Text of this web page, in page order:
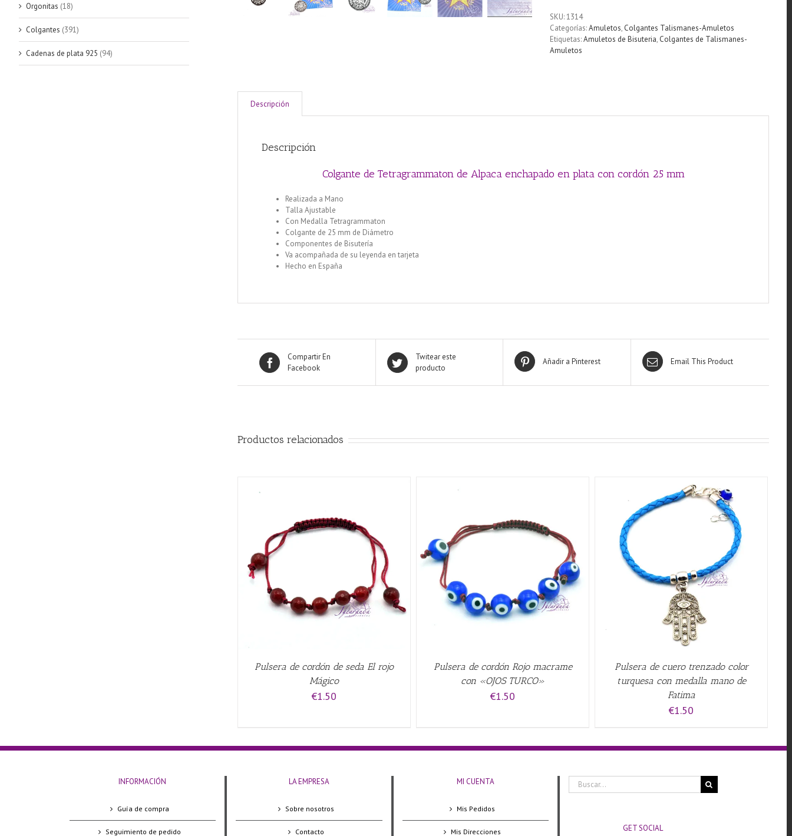
en
plata
SKU:1314
Categorías:Amuletos, Colgantes Talismanes-Amuletos
Etiquetas:Amuletos de Bisuteria, Colgantes de Talismanes-
Amuletos
Descripción
Descripción
Colgante de Tetragrammaton de Alpaca enchapado en plata con cordón 25 mm
Realizada a Mano
Talla Ajustable
Con Medalla Tetragrammaton
Colgante de 25 mm de Diámetro
Componentes de Bisutería
Va acompañada de su leyenda en tarjeta
Hecho en España
Compartir En
Facebook
Twitear este
producto
Añadir a Pinterest Email This Product
Productos relacionados
Pulsera de cordón de seda El rojo
Mágico
€1.50
AÑADIR AL CARRITO QUICK VIEW
Pulsera de cordón Rojo macrame
con «OJOS TURCO»
€1.50
AÑADIR AL CARRITO QUICK VIEW
Pulsera de cuero trenzado color
turquesa con medalla mano de
Fatima
€1.50
Orgonitas (18)
Colgantes (391)
Cadenas de plata 925 (94)
INFORMACIÓN
Guía de compra
Seguimiento de pedido
LA EMPRESA
Sobre nosotros
Contacto
MI CUENTA
Mis Pedidos
Mis Direcciones
Buscar:
GET SOCIAL